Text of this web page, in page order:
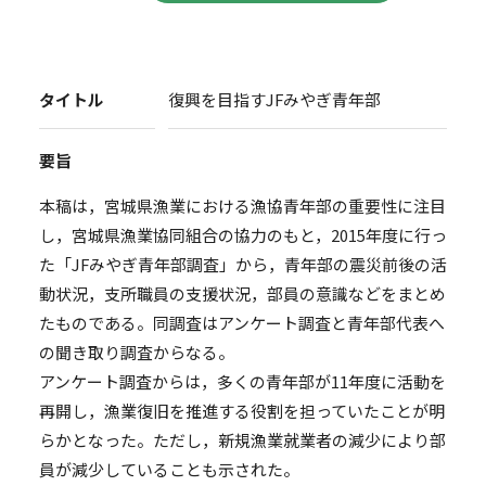
タイトル 復興を目指すJFみやぎ青年部
要旨
本稿は，宮城県漁業における漁協青年部の重要性に注目
し，宮城県漁業協同組合の協力のもと，2015年度に行っ
た「JFみやぎ青年部調査」から，青年部の震災前後の活
動状況，支所職員の支援状況，部員の意識などをまとめ
たものである。同調査はアンケート調査と青年部代表へ
の聞き取り調査からなる。
アンケート調査からは，多くの青年部が11年度に活動を
再開し，漁業復旧を推進する役割を担っていたことが明
らかとなった。ただし，新規漁業就業者の減少により部
員が減少していることも示された。